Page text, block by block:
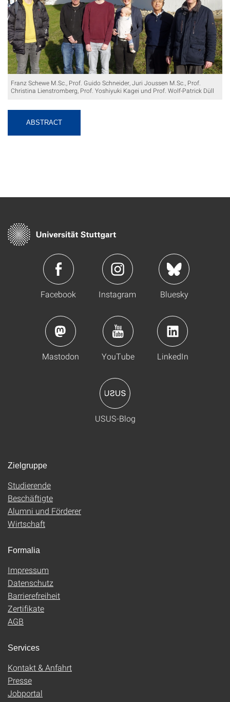
Franz Schewe M.Sc., Prof. Guido Schneider, Juri Joussen M.Sc., Prof.
Christina Lienstromberg, Prof. Yoshiyuki Kagei und Prof. Wolf-Patrick Düll
ABSTRACT
Facebook Instagram Bluesky
Mastodon YouTube LinkedIn
USUS-Blog
Zielgruppe
Studierende
Beschäftigte
Alumni und Förderer
Wirtschaft
Formalia
Impressum
Datenschutz
Barrierefreiheit
Zertifikate
AGB
Services
Kontakt & Anfahrt
Presse
Jobportal